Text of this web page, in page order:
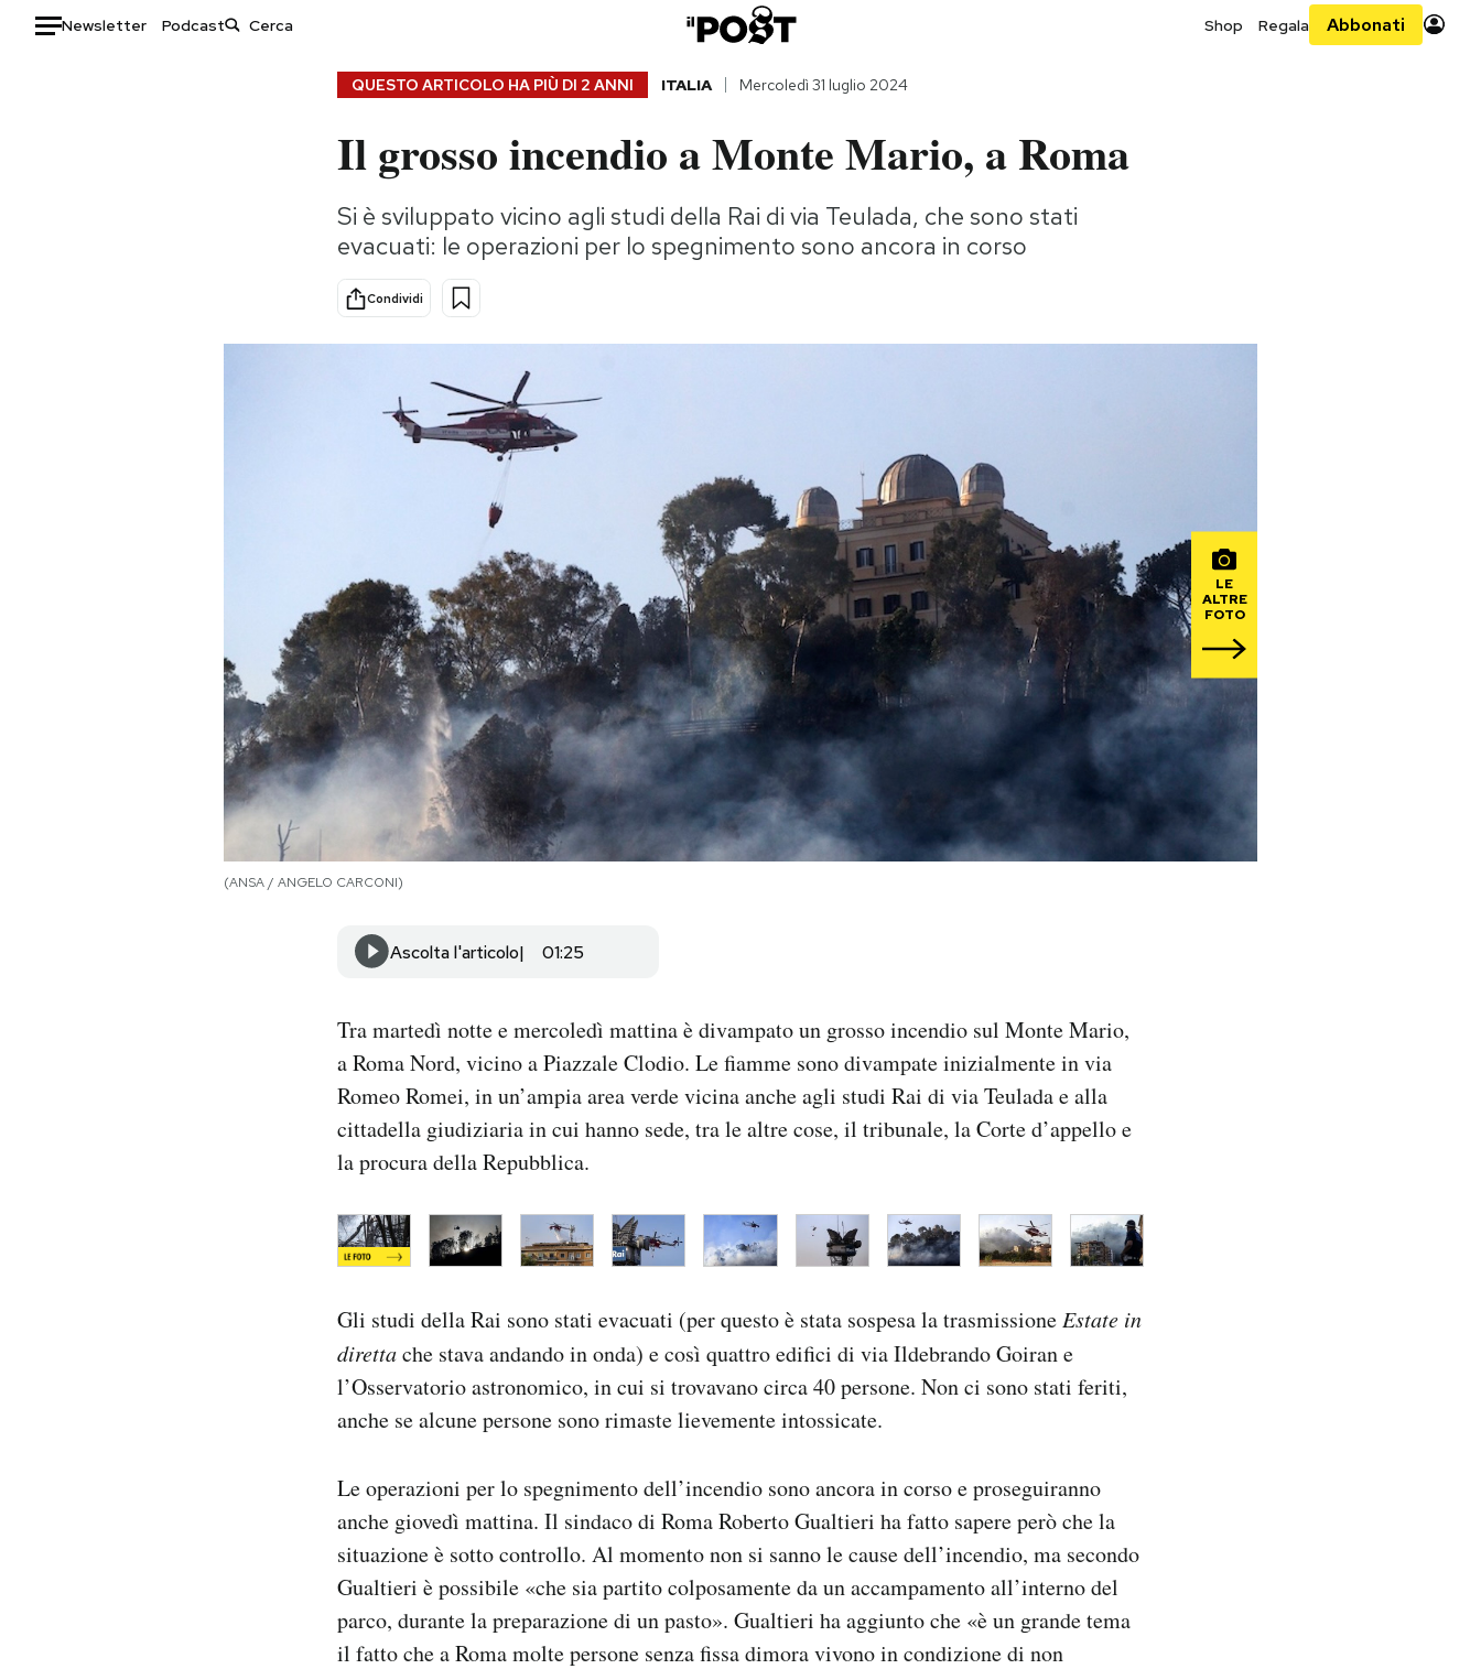
Newsletter Podcast Shop Regala Abbonati
Consumismi
Storie/Idee
Ok Boomer!
Media
Mondiali calcio 2026
QUESTO ARTICOLO HA PIÙ DI 2 ANNI ITALIA Mercoledì 31 luglio 2024
Il grosso incendio a Monte Mario, a Roma
Si è sviluppato vicino agli studi della Rai di via Teulada, che sono stati
evacuati: le operazioni per lo spegnimento sono ancora in corso
Condividi
LE
ALTRE
FOTO
(ANSA / ANGELO CARCONI)
Ascolta l'articolo 01:25
Tra martedì notte e mercoledì mattina è divampato un grosso incendio sul Monte Mario,
a Roma Nord, vicino a Piazzale Clodio. Le fiamme sono divampate inizialmente in via
Romeo Romei, in un’ampia area verde vicina anche agli studi Rai di via Teulada e alla
cittadella giudiziaria in cui hanno sede, tra le altre cose, il tribunale, la Corte d’appello e
la procura della Repubblica.
Gli studi della Rai sono stati evacuati (per questo è stata sospesa la trasmissione Estate in
direttache stava andando in onda) e così quattro edifici di via Ildebrando Goiran e
l’Osservatorio astronomico, in cui si trovavano circa 40 persone. Non ci sono stati feriti,
anche se alcune persone sono rimaste lievemente intossicate.
Le operazioni per lo spegnimento dell’incendio sono ancora in corso e proseguiranno
anche giovedì mattina. Il sindaco di Roma Roberto Gualtieri ha fatto sapere però che la
situazione è sotto controllo. Al momento non si sanno le cause dell’incendio, ma secondo
Gualtieri è possibile «che sia partito colposamente da un accampamento all’interno del
parco, durante la preparazione di un pasto». Gualtieri ha aggiunto che «è un grande tema
il fatto che a Roma molte persone senza fissa dimora vivono in condizione di non